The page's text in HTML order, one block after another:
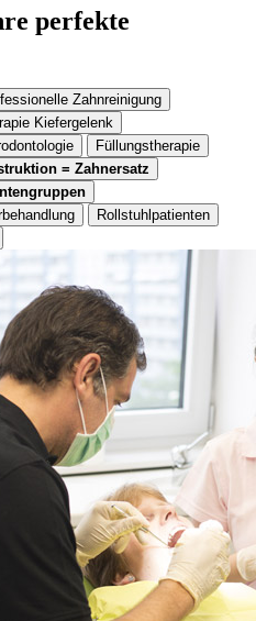
perfekte
Zahnreinigung
Kiefergelenk
Füllungstherapie
= Zahnersatz
Rollstuhlpatienten